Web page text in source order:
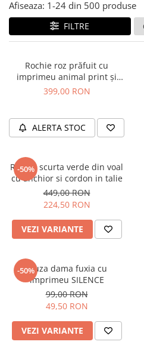
Tricouri si topuri
Rochii de eveniment
Afiseaza: 1-24 din 500 produse
FILTRE
Rochie roz prăfuit cu
imprimeu animal print și
curea
399,00 RON
ALERTA STOC
-50%
Rochie scurta verde din voal
cu anchior si cordon in talie
449,00 RON
224,50 RON
VEZI VARIANTE
-50%Bluza dama fuxia cu
imprimeu SILENCE
99,00 RON
49,50 RON
VEZI VARIANTE